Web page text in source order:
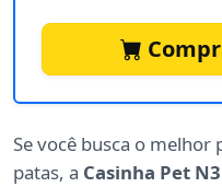
Se você busca o
patas, a Casinha Pet